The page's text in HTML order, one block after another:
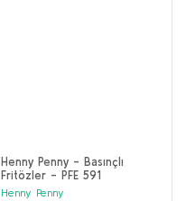
Henny Penny - Basınçlı
Fritözler - PFE 591
Henny Penny